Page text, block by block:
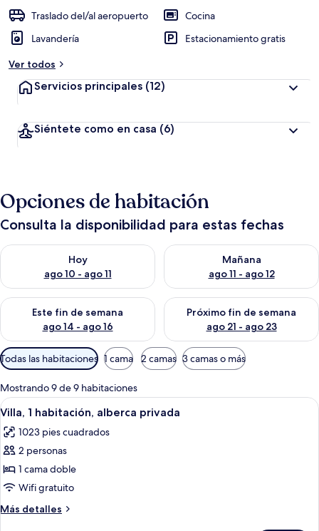
Traslado del/al aeropuerto
Cocina
Lavandería
Estacionamiento gratis
Ver todos
Servicios principales (12)
Siéntete como en casa (6)
Opciones de habitación
Consulta la disponibilidad para estas fechas
Hoy
ago 10 - ago 11
Consulta la disponibilidad para hoy ago 10 - ago 11
Mañana
ago 11 - ago 12
Consulta la disponibilidad
Este fin de semana
ago 14 - ago 16
Consulta la disponibilidad para este fin de semana ago 14 -
Próximo fin de semana
ago 21 - ago 23
Consulta la disponibilidad
Filtros
disponibles
para
las
habitaciones
Todas las habitaciones 1 cama 2 camas 3 camas o más
Mostrando 9 de 9 habitaciones
Abrir
todas
las
fotos
de
Villa,
1
habitación,
Un área junto a la piscina con un
6
Villa, 1 habitación, alberca privada
1023 pies cuadrados
2 personas
1 cama doble
Wifi gratuito
Más detalles
Más